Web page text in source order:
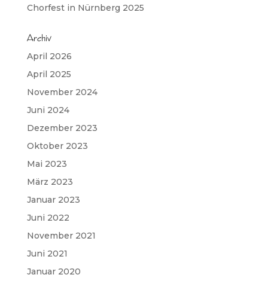
Chorfest in Nürnberg 2025
Archiv
April 2026
April 2025
November 2024
Juni 2024
Dezember 2023
Oktober 2023
Mai 2023
März 2023
Januar 2023
Juni 2022
November 2021
Juni 2021
Januar 2020